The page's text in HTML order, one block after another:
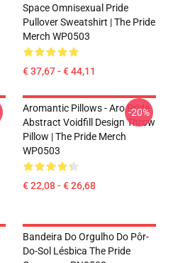
Space Omnisexual Pride
Pullover Sweatshirt | The Pride
Merch WP0503
€ 37,67 - € 44,11
Aromantic Pillows - Aro Pride
Abstract Voidfill Design Throw
Pillow | The Pride Merch
WP0503
€ 22,08 - € 26,68
-20%
Bandeira Do Orgulho Do Pôr-
Do-Sol Lésbica The Pride